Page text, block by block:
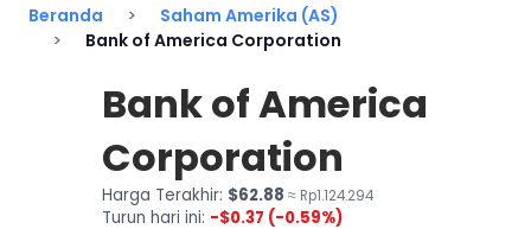
Beranda
Saham Amerika (AS)
Bank of America Corporation
Bank of America
Corporation
Harga Terakhir: $62.88 ≈ Rp1.124.294
Turun hari ini: -$0.37 (-0.59%)